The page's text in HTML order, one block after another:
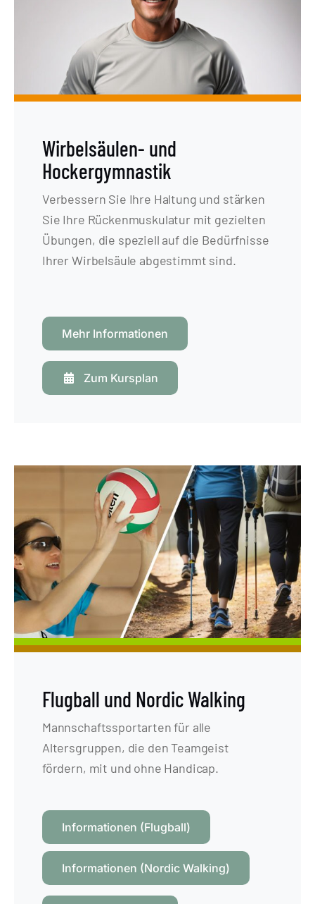
Wirbelsäulen- und
Hockergymnastik
Verbessern Sie Ihre Haltung und stärken
Sie Ihre Rückenmuskulatur mit gezielten
Übungen, die speziell auf die Bedürfnisse
Ihrer Wirbelsäule abgestimmt sind.
Mehr Informationen
Zum Kursplan
Flugball und Nordic Walking
Mannschaftssportarten für alle
Altersgruppen, die den Teamgeist
fördern, mit und ohne Handicap.
Informationen (Flugball)
Informationen (Nordic Walking)